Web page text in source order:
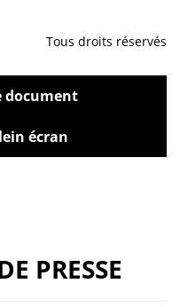
Tous droits réservés
document
écran
PRESSE